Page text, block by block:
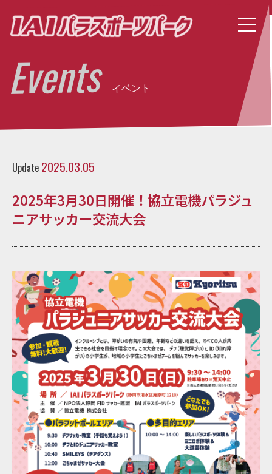
Events イベント
Update 2025.03.05
2025年3月30日開催！協立電機パラジュ
ニアサッカー交流大会